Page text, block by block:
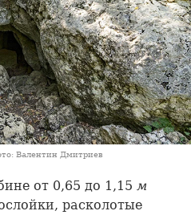
Валентин Дмитриев
от 0,65 до 1,15 м
расколотые